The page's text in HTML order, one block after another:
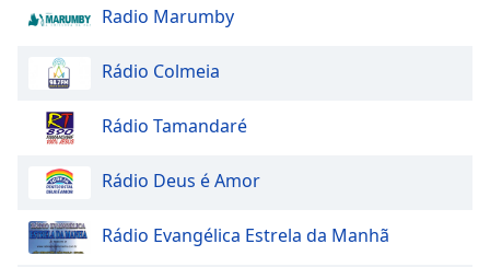
Radio Marumby
Rádio Colmeia
Rádio Tamandaré
Rádio Deus é Amor
Rádio Evangélica Estrela da Manhã